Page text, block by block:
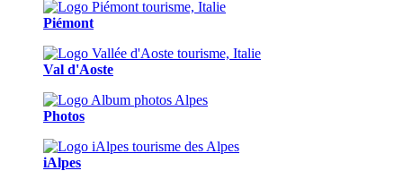
Piémont
Val d'Aoste
Photos
iAlpes